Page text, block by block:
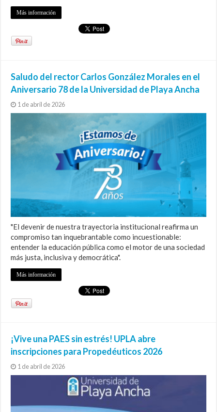
Más información
Saludo del rector Carlos González Morales en el
Aniversario 78 de la Universidad de Playa Ancha
1 de abril de 2026
"El devenir de nuestra trayectoria institucional reafirma un
compromiso tan inquebrantable como incuestionable:
entender la educación pública como el motor de una sociedad
más justa, inclusiva y democrática".
Más información
¡Vive una PAES sin estrés! UPLA abre
inscripciones para Propedéuticos 2026
1 de abril de 2026